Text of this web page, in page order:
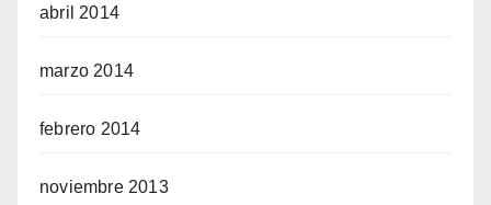
abril 2014
marzo 2014
febrero 2014
noviembre 2013